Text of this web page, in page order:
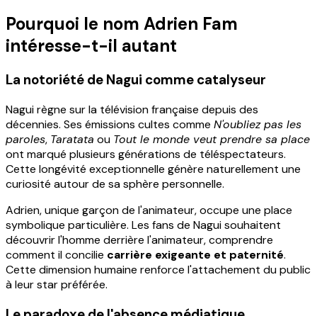
Pourquoi le nom Adrien Fam
intéresse-t-il autant
La notoriété de Nagui comme catalyseur
Nagui règne sur la télévision française depuis des
décennies. Ses émissions cultes comme N'oubliez pas les
paroles, Taratata ou Tout le monde veut prendre sa place
ont marqué plusieurs générations de téléspectateurs.
Cette longévité exceptionnelle génère naturellement une
curiosité autour de sa sphère personnelle.
Adrien, unique garçon de l'animateur, occupe une place
symbolique particulière. Les fans de Nagui souhaitent
découvrir l'homme derrière l'animateur, comprendre
comment il concilie carrière exigeante et paternité.
Cette dimension humaine renforce l'attachement du public
à leur star préférée.